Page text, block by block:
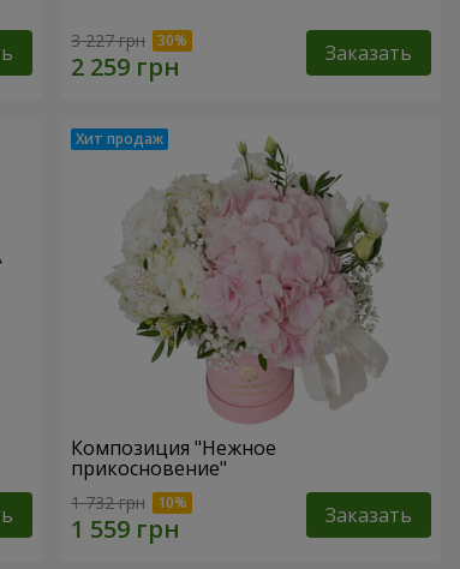
3 227 грн Заказать
Композиция "Нежное
прикосновение"
1 732 грн Заказать